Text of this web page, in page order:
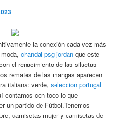
la conexión cada vez más
moda,chandal psg jordan que este
el renacimiento de las siluetas
remates de las mangas aparecen
italiana: verde,seleccion portugal
contamos con todo lo que
un partido de Fútbol.Tenemos
camisetas mujer y camisetas de